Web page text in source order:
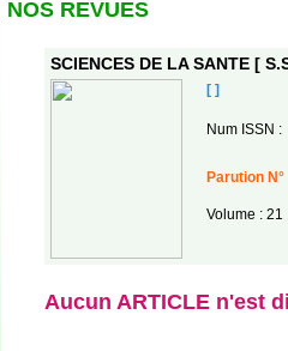
NOS REVUES
SCIENCES DE LA SANTE [
[ ]
Num ISSN :
Parution N°
Volume : 21
Aucun ARTICLE n'est